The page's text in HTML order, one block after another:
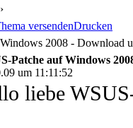
›
versendenDrucken
2008 - Download
Patche auf Windows
um 11:11:52
liebe